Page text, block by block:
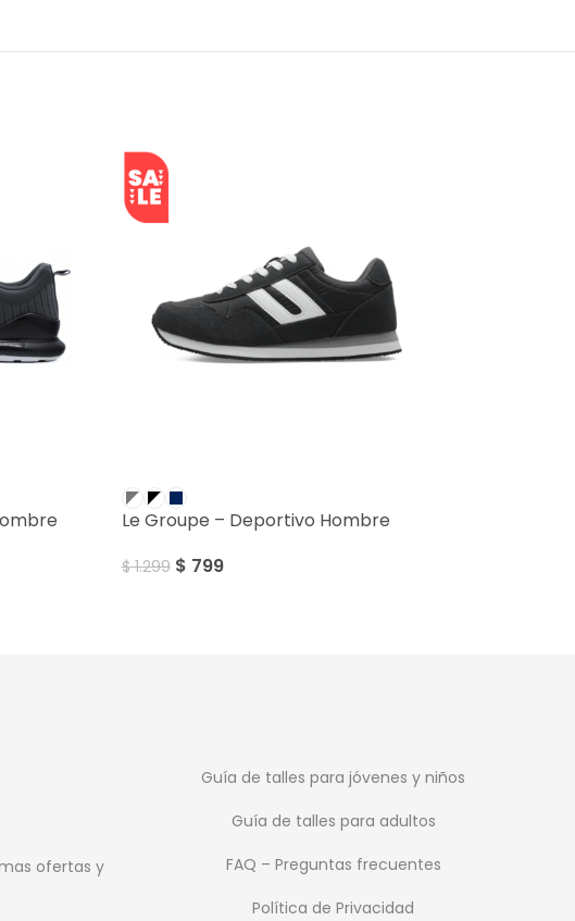
Le Groupe – Deportivo Hombre
$1.299 $ 799
ofertas y
Guía de talles para jóvenes y niños
Guía de talles para adultos
FAQ – Preguntas frecuentes
Política de Privacidad